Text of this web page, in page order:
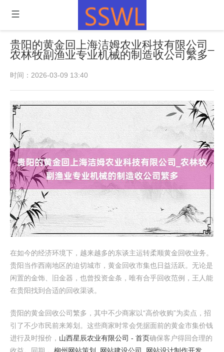
贵阳的黄金回上海洁姆农业科技有限公司_
农林牧副渔业专业机械的制造收公司繁多
时间：2026-03-09 13:40
在如今的经济环境下，越来越多的东谈主运转柔顺黄金回收业务。
贵阳当作西南地区的迫切城市，黄金回收市集也日益活跃。无论是
闲置的金饰、旧金器，也曾投资金条，唯有合乎回收范例，王人能
在贵阳找到合适的回收渠谈。
贵阳的黄金回收公司繁多，其中不少商家以“高价收购”为卖点，招
引了不少市民前来筹划。这些商家时常会凭据面前的黄金市集价钱
进行及时报价， 山西星辰农业有限公司 - 首页确保客户得回合理的